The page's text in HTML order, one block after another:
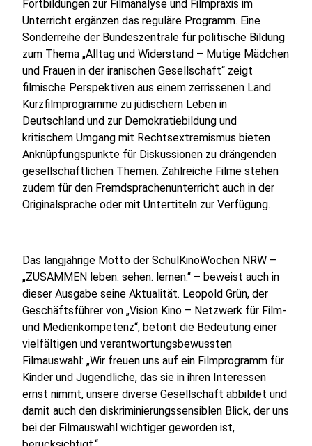
Fortbildungen zur Filmanalyse und Filmpraxis im
Unterricht ergänzen das reguläre Programm. Eine
Sonderreihe der Bundeszentrale für politische Bildung
zum Thema „Alltag und Widerstand – Mutige Mädchen
und Frauen in der iranischen Gesellschaft“ zeigt
filmische Perspektiven aus einem zerrissenen Land.
Kurzfilmprogramme zu jüdischem Leben in
Deutschland und zur Demokratiebildung und
kritischem Umgang mit Rechtsextremismus bieten
Anknüpfungspunkte für Diskussionen zu drängenden
gesellschaftlichen Themen. Zahlreiche Filme stehen
zudem für den Fremdsprachenunterricht auch in der
Originalsprache oder mit Untertiteln zur Verfügung.
Das langjährige Motto der SchulKinoWochen NRW –
„ZUSAMMEN leben. sehen. lernen.“ – beweist auch in
dieser Ausgabe seine Aktualität. Leopold Grün, der
Geschäftsführer von „Vision Kino – Netzwerk für Film-
und Medienkompetenz“, betont die Bedeutung einer
vielfältigen und verantwortungsbewussten
Filmauswahl: „Wir freuen uns auf ein Filmprogramm für
Kinder und Jugendliche, das sie in ihren Interessen
ernst nimmt, unsere diverse Gesellschaft abbildet und
damit auch den diskriminierungssensiblen Blick, der uns
bei der Filmauswahl wichtiger geworden ist,